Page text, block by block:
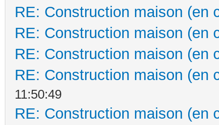
RE: Construction maison (en
RE: Construction maison (en
RE: Construction maison (en
RE: Construction maison (en
11:50:49
RE: Construction maison (en